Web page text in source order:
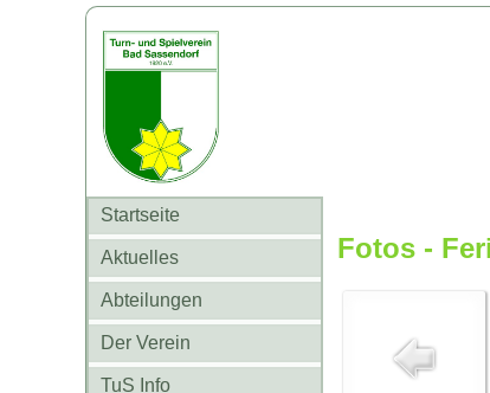
Startseite
Aktuelles
Abteilungen
Der Verein
TuS Info
Fotos -